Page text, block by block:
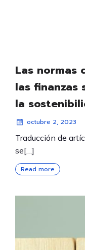
Las normas
las finanzas
la
octubre 2, 2023
Traducción de
se[…]
Read more